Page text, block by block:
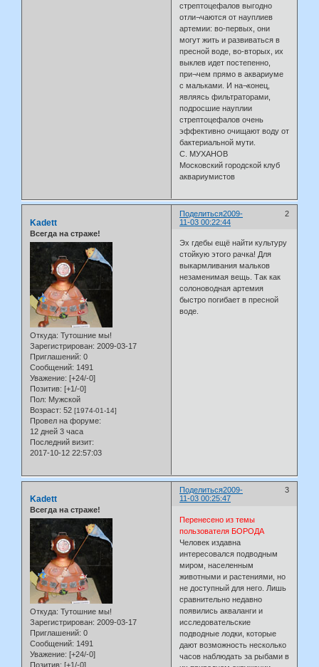
стрептоцефалов выгодно
отли¬чаются от науплиев
артемии: во-первых, они
могут жить и развиваться в
пресной воде, во-вторых, их
выклев идет постепенно,
при¬чем прямо в аквариуме
с мальками. И на¬конец,
являясь фильтраторами,
подросшие науплии
стрептоцефалов очень
эффективно очищают воду от
бактериальной мути.
С. МУХАНОВ
Московский городской клуб
аквариумистов
Поделиться 2
2009-
11-03 00:22:44
Kadett
Всегда на страже!
Откуда: Тутошние мы!
Зарегистрирован: 2009-03-17
Приглашений: 0
Сообщений: 1491
Уважение: [+24/-0]
Позитив: [+1/-0]
Пол: Мужской
Возраст: 52 [1974-01-14]
Провел на форуме:
12 дней 3 часа
Последний визит:
2017-10-12 22:57:03
Эх гдебы ещё найти культуру
стойкую этого рачка! Для
выкармливания мальков
незаменимая вещь. Так как
солоноводная артемия
быстро погибает в пресной
воде.
Поделиться 3
2009-
11-03 00:25:47
Kadett
Всегда на страже!
Откуда: Тутошние мы!
Зарегистрирован: 2009-03-17
Приглашений: 0
Сообщений: 1491
Уважение: [+24/-0]
Позитив: [+1/-0]
Перенесено из темы
пользователя БОРОДА
Человек издавна
интересовался подводным
миром, населенным
животными и растениями, но
не доступный для него. Лишь
сравнительно недавно
появились акваланги и
исследовательские
подводные лодки, которые
дают возможность несколько
часов наблюдать за рыбами в